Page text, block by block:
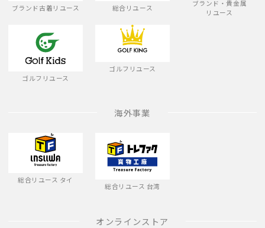
ブランド古着リユース 総合リユース
ブランド・貴金属
リユース
ゴルフリユース
ゴルフリユース
海外事業
総合リユース タイ
総合リユース 台湾
オンラインストア